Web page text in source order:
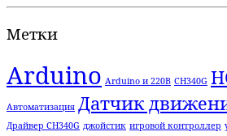
Метки
Arduino Arduino и 220В CH340G
Автоматизация Датчик
Драйвер CH340G джойстик игровой контроллер